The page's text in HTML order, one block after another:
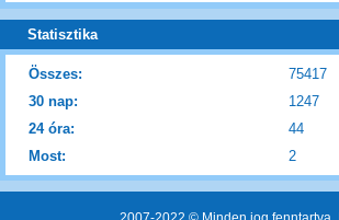
Statisztika
Most: 2
Összes:
75417
30 nap:
1247
24 óra:
44